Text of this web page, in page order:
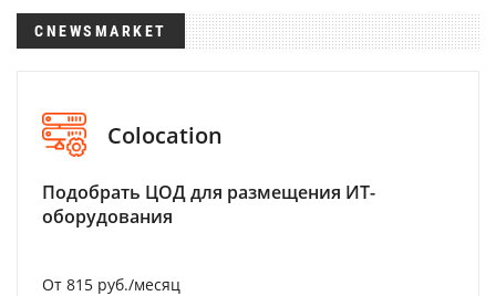
CNEWSMARKET
Colocation
Подобрать ЦОД для размещения ИТ-
оборудования
От 815 руб./месяц